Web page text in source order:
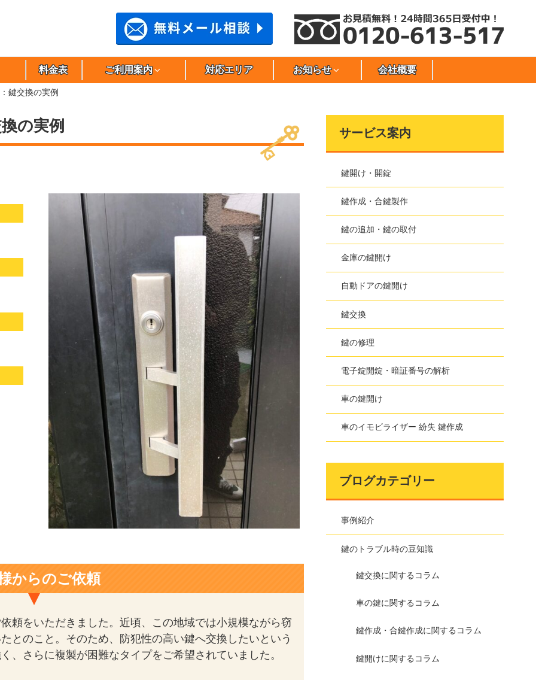
料金表 ご利用案内 対応エリア お知らせ 会社概要
鍵交換の実例
の実例
からのご依頼
頼をいただきました。近頃、この地域では小規模ながら窃
とのこと。そのため、防犯性の高い鍵へ交換したいという
、さらに複製が困難なタイプをご希望されていました。
サービス案内
鍵開け・開錠
鍵作成・合鍵製作
鍵の追加・鍵の取付
金庫の鍵開け
自動ドアの鍵開け
鍵交換
鍵の修理
電子錠開錠・暗証番号の解析
車の鍵開け
車のイモビライザー 紛失 鍵作成
ブログカテゴリー
事例紹介
鍵のトラブル時の豆知識
鍵交換に関するコラム
車の鍵に関するコラム
鍵作成・合鍵作成に関するコラム
鍵開けに関するコラム